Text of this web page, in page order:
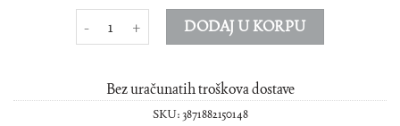
KARTE UNO U METALNOJ KUTIJI SGA 0217 količina
DODAJ U KORPU
Bez uračunatih troškova dostave
SKU:3871882150148